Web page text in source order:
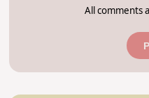
All comments